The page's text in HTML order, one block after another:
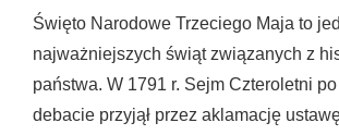
Święto Narodowe Trzeciego Maja to
najważniejszych świąt związanych z
państwa. W 1791 r. Sejm Czteroletni
debacie przyjął przez aklamację